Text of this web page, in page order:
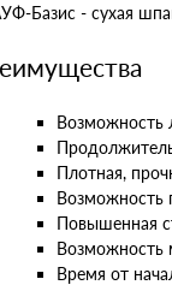
Базис - сухая
Возможность
Плотная,
Возможность
Повышенная
Возможность
Время от